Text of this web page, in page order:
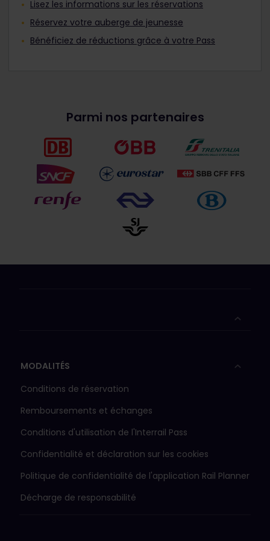
Lisez les informations sur les réservations
Réservez votre auberge de jeunesse
Bénéficiez de réductions grâce à votre Pass
Parmi nos partenaires
MODALITÉS
Conditions de réservation
Remboursements et échanges
Conditions d'utilisation de l'Interrail Pass
Confidentialité et déclaration sur les cookies
Politique de confidentialité de l'application Rail Planner
Décharge de responsabilité